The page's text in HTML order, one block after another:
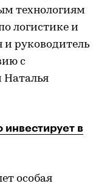
технологиям
логистике и
и руководитель
с
Наталья
инвестирует в
особая